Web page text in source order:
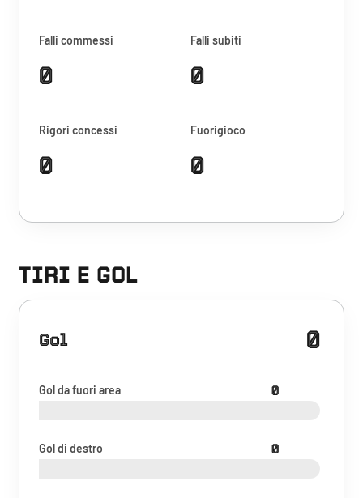
Falli commessi
0
Falli subiti
0
Rigori concessi
0
Fuorigioco
0
TIRI E GOL
Gol 0
Gol da fuori area 0
Gol di destro 0